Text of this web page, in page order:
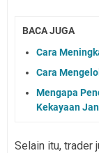
BACA JUGA
Cara
Cara
Mengapa
Kekayaan
Selain itu, trader